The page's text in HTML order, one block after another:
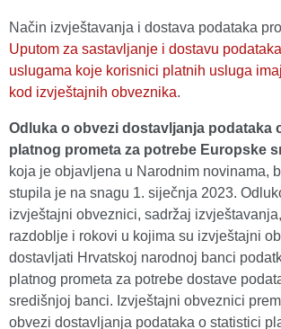
Način izvještavanja i dostava podataka
Uputom za sastavljanje i dostavu
uslugama koje korisnici platnih usluga
kod izvještajnih obveznika.
Odluka o obvezi dostavljanja podataka
platnog prometa za potrebe Europske
koja je objavljena u Narodnim novinama,
stupila je na snagu 1. siječnja 2023.
izvještajni obveznici, sadržaj
razdoblje i rokovi u kojima su izvještajni
dostavljati Hrvatskoj narodnoj banci
platnog prometa za potrebe dostave
središnjoj banci. Izvještajni obveznici
obvezi dostavljanja podataka o statistici